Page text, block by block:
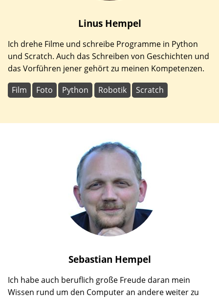
Linus Hempel
Ich drehe Filme und schreibe Programme in Python
und Scratch. Auch das Schreiben von Geschichten und
das Vorführen jener gehört zu meinen Kompetenzen.
Film Foto Python Robotik Scratch
Sebastian Hempel
Ich habe auch beruflich große Freude daran mein
Wissen rund um den Computer an andere weiter zu